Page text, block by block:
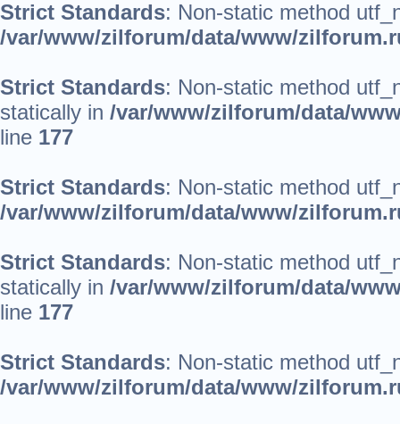
Strict Standards: Non-static method
/var/www/zilforum/data/www/
Strict Standards: Non-static method
statically in /var/www/zilforum/data/
line 177
Strict Standards: Non-static method
/var/www/zilforum/data/www/
Strict Standards: Non-static method
statically in /var/www/zilforum/data/
line 177
Strict Standards: Non-static method
/var/www/zilforum/data/www/